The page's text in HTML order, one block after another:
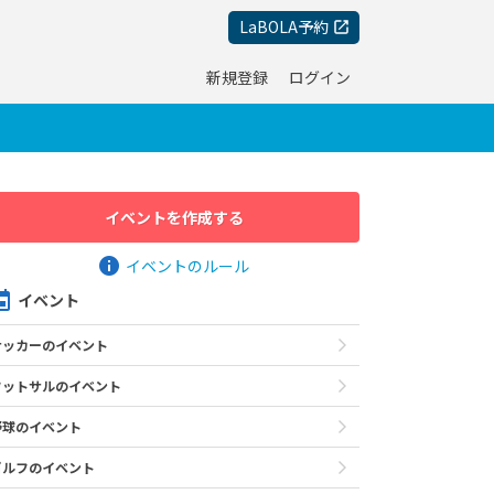
LaBOLA予約
新規登録 ログイン
イベントを作成する
イベントのルール
イベント
カーのイベント
ットサルのイベント
のイベント
ルフのイベント